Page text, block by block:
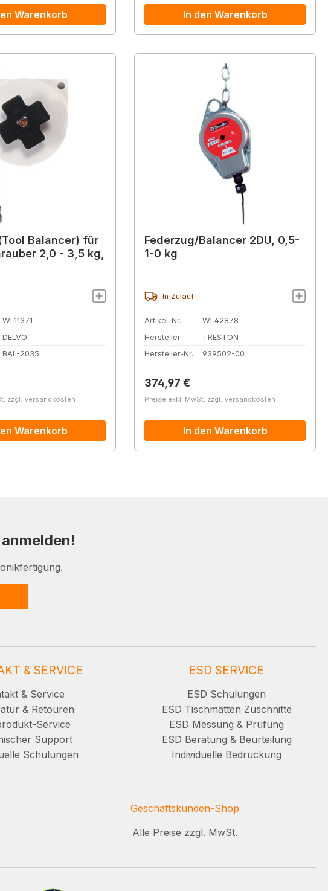
Warenkorb In den Warenkorb
Balancer) für
2,0 - 3,5 kg,
WL11371
DELVO
BAL-2035
zzgl. Versandkosten
Warenkorb
Federzug/Balancer 2DU, 0,5-
1-0 kg
In Zulauf
Artikel-Nr.
WL42878
Hersteller
TRESTON
Hersteller-Nr.
939502-00
Regulärer Preis:
374,97 €
Preise exkl. MwSt. zzgl. Versandkosten
In den Warenkorb
& SERVICE
& Service
& Retouren
Service
Support
Schulungen
ESD SERVICE
ESD Schulungen
ESD Tischmatten Zuschnitte
ESD Messung & Prüfung
ESD Beratung & Beurteilung
Individuelle Bedruckung
Geschäftskunden-Shop
Alle Preise zzgl. MwSt.